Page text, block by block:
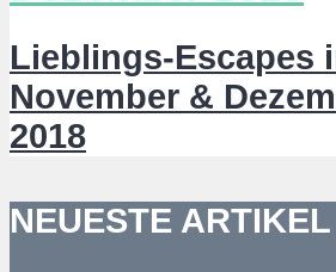
Lieblings-Escapes
November &
2018
NEUESTE ARTIKEL